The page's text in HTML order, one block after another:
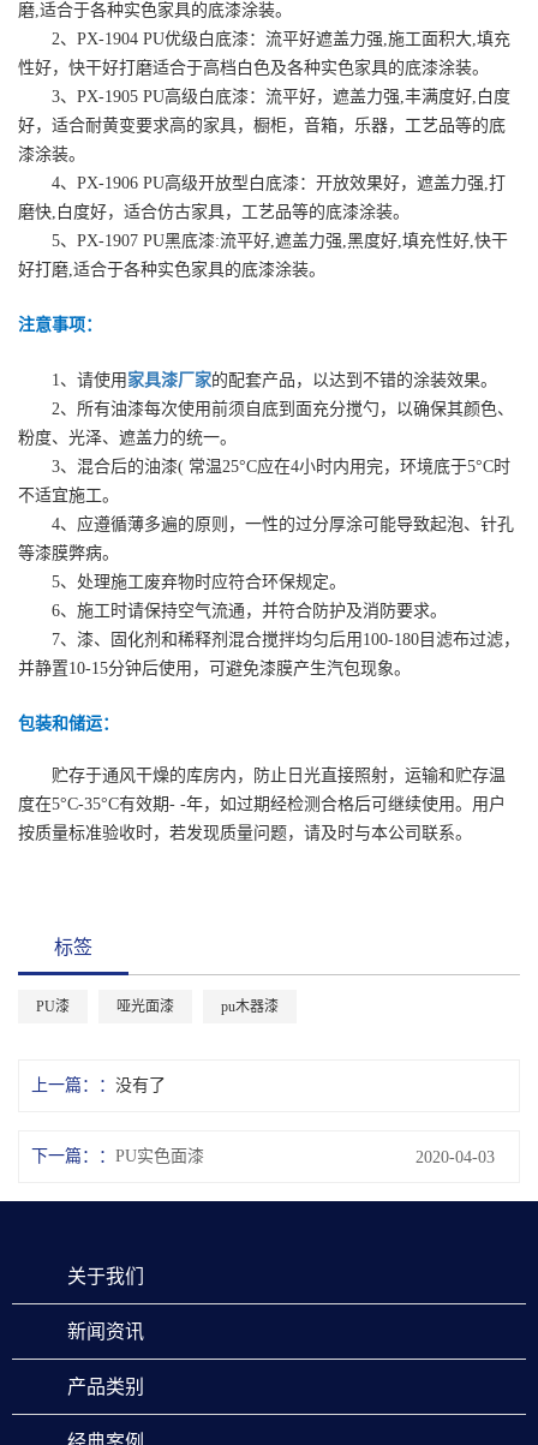
磨,适合于各种实色家具的底漆涂装。
2、PX-1904 PU优级白底漆：流平好遮盖力强,施工面积大,填充
性好，快干好打磨适合于高档白色及各种实色家具的底漆涂装。
3、PX-1905 PU高级白底漆：流平好，遮盖力强,丰满度好,白度
好，适合耐黄变要求高的家具，橱柜，音箱，乐器，工艺品等的底
漆涂装。
4、PX-1906 PU高级开放型白底漆：开放效果好，遮盖力强,打
磨快,白度好，适合仿古家具，工艺品等的底漆涂装。
5、PX-1907 PU黑底漆:流平好,遮盖力强,黑度好,填充性好,快干
好打磨,适合于各种实色家具的底漆涂装。
注意事项：
1、请使用 家具漆厂家的配套产品，以达到不错的涂装效果。
2、所有油漆每次使用前须自底到面充分搅勺，以确保其颜色、
粉度、光泽、遮盖力的统一。
3、混合后的油漆( 常温25°C应在4小时内用完，环境底于5°C时
不适宜施工。
4、应遵循薄多遍的原则，一性的过分厚涂可能导致起泡、针孔
等漆膜弊病。
5、处理施工废弃物时应符合环保规定。
6、施工时请保持空气流通，并符合防护及消防要求。
7、漆、固化剂和稀释剂混合搅拌均匀后用100-180目滤布过滤，
并静置10-15分钟后使用，可避免漆膜产生汽包现象。
包装和储运：
贮存于通风干燥的库房内，防止日光直接照射，运输和贮存温
度在5°C-35°C有效期- -年，如过期经检测合格后可继续使用。用户
按质量标准验收时，若发现质量问题，请及时与本公司联系。
标签
PU漆 哑光面漆 pu木器漆
上一篇： 没有了
下一篇： PU实色面漆 2020-04-03
关于我们
新闻资讯
产品类别